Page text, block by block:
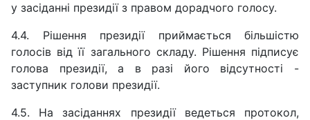
у засіданні президії з правом дорадчого голосу.
4.4. Рішення президії приймається більшістю
голосів від її загального складу. Рішення підписує
голова президії, а в разі його відсутності -
заступник голови президії.
4.5. На засіданнях президії ведеться протокол,